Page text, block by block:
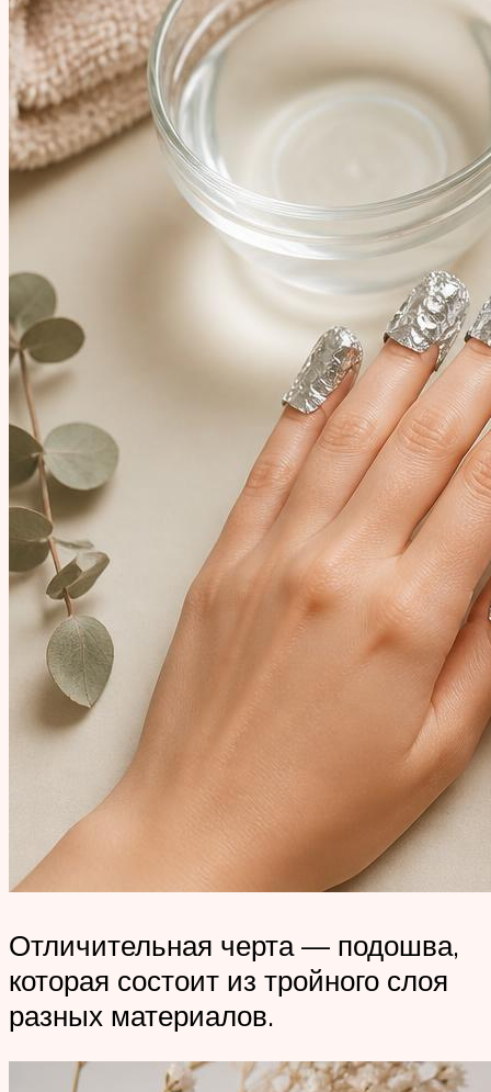
Отличительная черта — подошва,
которая состоит из тройного слоя
разных материалов.